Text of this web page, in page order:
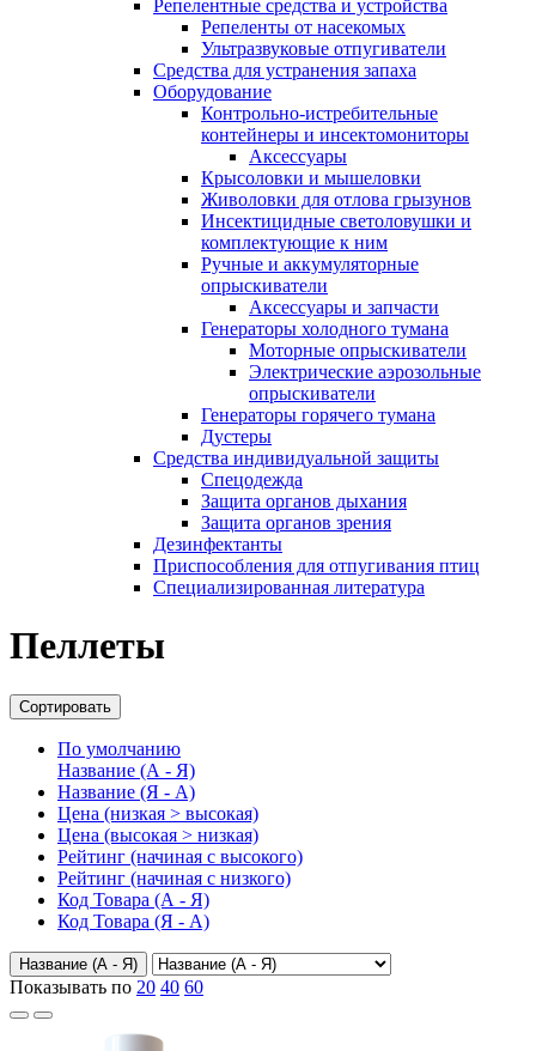
Репелентные средства и устройства
Репеленты от насекомых
Ультразвуковые отпугиватели
Средства для устранения запаха
Оборудование
Контрольно-истребительные
контейнеры и инсектомониторы
Аксессуары
Крысоловки и мышеловки
Живоловки для отлова грызунов
Инсектицидные светоловушки и
комплектующие к ним
Ручные и аккумуляторные
опрыскиватели
Аксессуары и запчасти
Генераторы холодного тумана
Моторные опрыскиватели
Электрические аэрозольные
опрыскиватели
Генераторы горячего тумана
Дустеры
Средства индивидуальной защиты
Спецодежда
Защита органов дыхания
Защита органов зрения
Дезинфектанты
Приспособления для отпугивания птиц
Специализированная литература
Пеллеты
Сортировать
По умолчанию
Название (А - Я)
Название (Я - А)
Цена (низкая > высокая)
Цена (высокая > низкая)
Рейтинг (начиная с высокого)
Рейтинг (начиная с низкого)
Код Товара (А - Я)
Код Товара (Я - А)
Название (А - Я)
Показывать по 20 40 60